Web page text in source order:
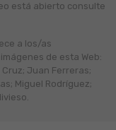
está abierto consulte
a los/as
de esta Web:
Juan Ferreras;
Miguel Rodríguez;